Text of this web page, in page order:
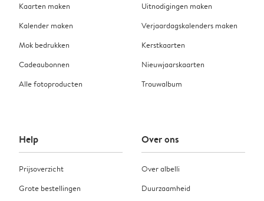
Kaarten maken
Kalender maken
Mok bedrukken
Cadeaubonnen
Alle fotoproducten
Uitnodigingen maken
Verjaardagskalenders maken
Kerstkaarten
Nieuwjaarskaarten
Trouwalbum
Help
Prijsoverzicht
Grote bestellingen
Over ons
Over albelli
Duurzaamheid